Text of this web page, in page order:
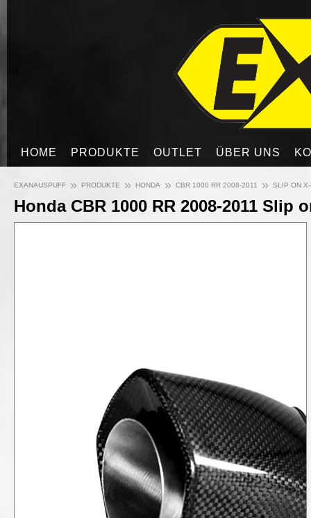
HOME PRODUKTE OUTLET ÜBER UNS
EXANAUSPUFF » PRODUKTE » HONDA » CBR 1000 RR 2008-2011 » SLIP ON
Honda CBR 1000 RR 2008-2011 Slip